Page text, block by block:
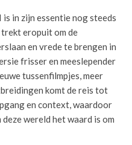
in zijn essentie nog steeds
eropuit om de
en vrede te brengen in
frisser en meeslepender
tussenfilmpjes, meer
komt de reis tot
en context, waardoor
wereld het waard is om